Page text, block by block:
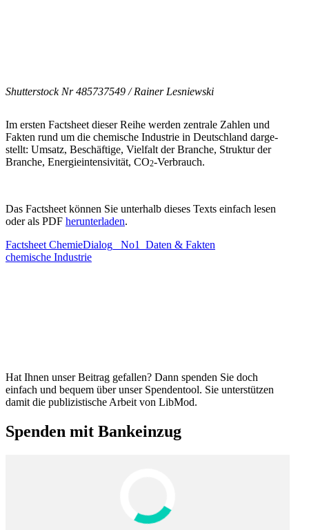
Shutter­stock Nr 485737549 /​ Rainer Lesniewski
Im ersten Factsheet dieser Reihe werden zentrale Zahlen und
Fakten rund um die chemische Industrie in Deutschland darge­
stellt: Umsatz, Beschäftige, Vielfalt der Branche, Struktur der
Branche, Energie­in­ten­si­vität, CO2-Verbrauch.
Das Factsheet können Sie unter­halb dieses Texts einfach lesen
oder als PDF her­un­ter­la­den.
Factsheet ChemieDialog_​ No1_​Daten & Fakten
chemische Industrie
Hat Ihnen unser Beitrag gefallen? Dann spenden Sie doch
einfach und bequem über unser Spendentool. Sie unter­stützen
damit die publi­zis­tische Arbeit von LibMod.
Spenden mit Bankeinzug